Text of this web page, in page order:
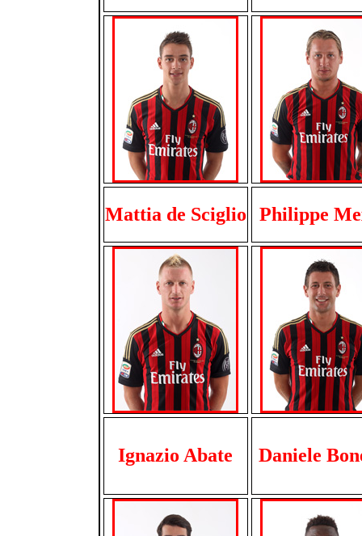
Mattia de Sciglio Philippe
Ignazio Abate Daniele